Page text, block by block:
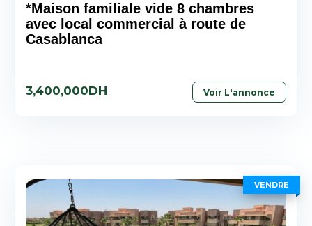
*Maison familiale vide 8 chambres
avec local commercial à route de
Casablanca
3,400,000DH Voir L'annonce
VENDRE